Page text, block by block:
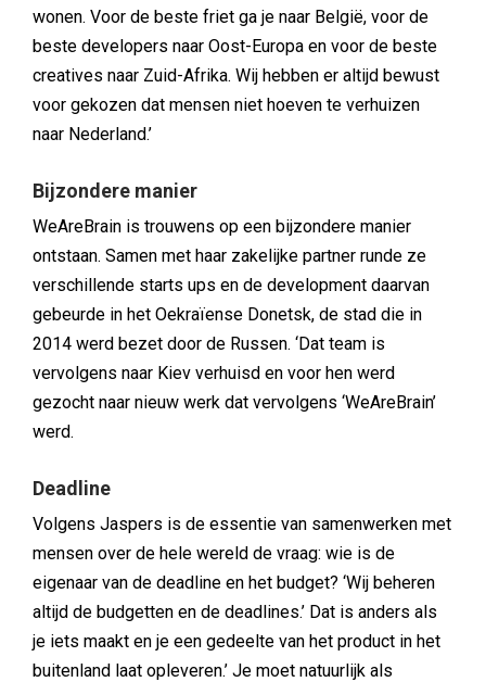
wonen. Voor de beste friet ga je naar België, voor de
beste developers naar Oost-Europa en voor de beste
creatives naar Zuid-Afrika. Wij hebben er altijd bewust
voor gekozen dat mensen niet hoeven te verhuizen
naar Nederland.’
Bijzondere manier
WeAreBrain is trouwens op een bijzondere manier
ontstaan. Samen met haar zakelijke partner runde ze
verschillende starts ups en de development daarvan
gebeurde in het Oekraïense Donetsk, de stad die in
2014 werd bezet door de Russen. ‘Dat team is
vervolgens naar Kiev verhuisd en voor hen werd
gezocht naar nieuw werk dat vervolgens ‘WeAreBrain’
werd.
Deadline
Volgens Jaspers is de essentie van samenwerken met
mensen over de hele wereld de vraag: wie is de
eigenaar van de deadline en het budget? ‘Wij beheren
altijd de budgetten en de deadlines.’ Dat is anders als
je iets maakt en je een gedeelte van het product in het
buitenland laat opleveren.’ Je moet natuurlijk als